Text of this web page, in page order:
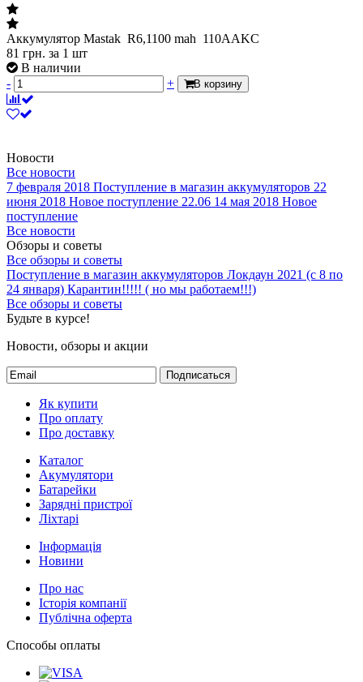
Аккумулятор Mastak R6,1100 mah 110AAKC
81 грн. за 1 шт
В наличии
-
+ В корзину
Новости
Все новости
7 февраля 2018 Поступление в магазин аккумуляторов 22
июня 2018 Новое поступление 22.06 14 мая 2018 Новое
поступление
Все новости
Обзоры и советы
Все обзоры и советы
Поступление в магазин аккумуляторов Локдаун 2021 (с 8 по
24 января) Карантин!!!!! ( но мы работаем!!!)
Все обзоры и советы
Будьте в курсе!
Новости, обзоры и акции
Подписаться
Як купити
Про оплату
Про доставку
Каталог
Акумулятори
Батарейки
Зарядні пристрої
Ліхтарі
Інформація
Новини
Про нас
Історія компанії
Публічна оферта
Способы оплаты